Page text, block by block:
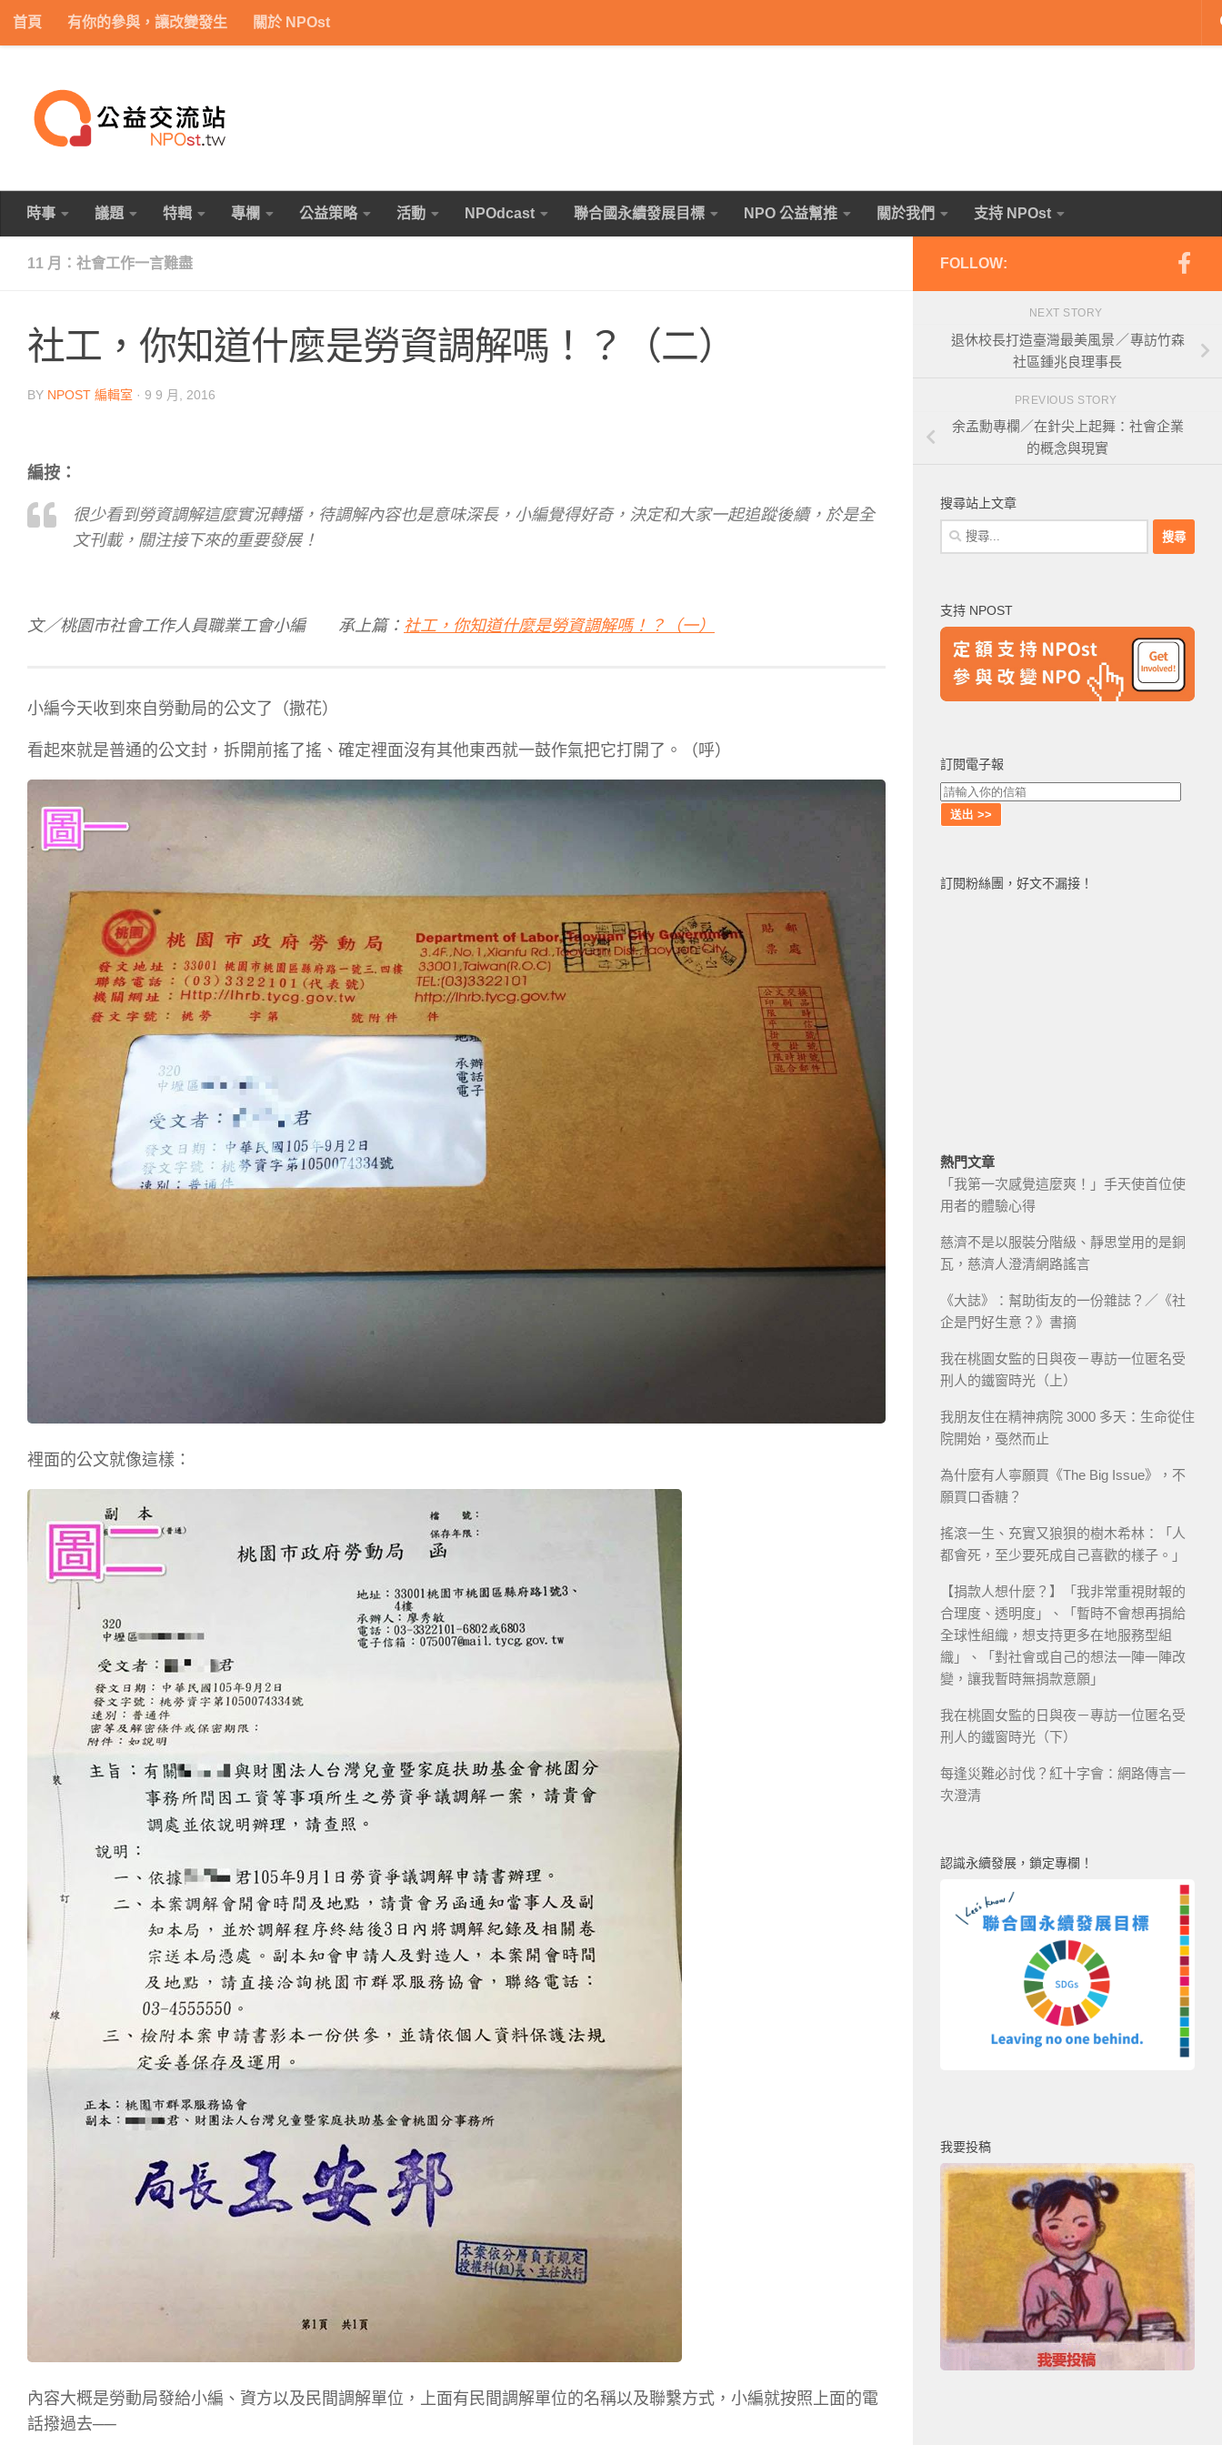
Skip to content
首頁 有你的參與，讓改變發生 關於 NPOst
時事 議題 特輯 專欄 公益策略 活動 NPOdcast 聯合國永續發展目標 NPO 公益幫推 關於我們 支持 NPOst
11 月：社會工作一言難盡
社工，你知道什麼是勞資調解嗎！？（二）
BY NPOST 編輯室 · 9 9 月, 2016
編按：
很少看到勞資調解這麼實況轉播，待調解內容也是意味深長，小編覺得好奇，決定和大家一起追蹤後續，於是全
文刊載，關注接下來的重要發展！
文／桃園市社會工作人員職業工會小編 承上篇： 社工，你知道什麼是勞資調解嗎！？（一）
小編今天收到來自勞動局的公文了（撒花）
看起來就是普通的公文封，拆開前搖了搖、確定裡面沒有其他東西就一鼓作氣把它打開了。（呼）
裡面的公文就像這樣：
內容大概是勞動局發給小編、資方以及民間調解單位，上面有民間調解單位的名稱以及聯繫方式，小編就按照上面的電
話撥過去──
FOLLOW:
NEXT STORY
退休校長打造臺灣最美風景 ／ 專訪竹森
社區鍾兆良理事長
PREVIOUS STORY
余孟勳專欄／在針尖上起舞：社會企業
的概念與現實
搜尋站上文章
搜
尋
字:
支持 NPOST
訂閱電子報
訂閱粉絲團，好文不漏接！
熱門文章
「我第一次感覺這麼爽！」手天使首位使
用者的體驗心得
慈濟不是以服裝分階級、靜思堂用的是銅
瓦，慈濟人澄清網路謠言
《大誌》：幫助街友的一份雜誌？／《社
企是門好生意？》書摘
我在桃園女監的日與夜－專訪一位匿名受
刑人的鐵窗時光（上）
我朋友住在精神病院 3000 多天：生命從住
院開始，戞然而止
為什麼有人寧願買《The Big Issue》，不
願買口香糖？
搖滾一生、充實又狼狽的樹木希林：「人
都會死，至少要死成自己喜歡的樣子。」
【捐款人想什麼？】「我非常重視財報的
合理度、透明度」、「暫時不會想再捐給
全球性組織，想支持更多在地服務型組
織」、「對社會或自己的想法一陣一陣改
變，讓我暫時無捐款意願」
我在桃園女監的日與夜－專訪一位匿名受
刑人的鐵窗時光（下）
每逢災難必討伐？紅十字會：網路傳言一
次澄清
認識永續發展，鎖定專欄！
我要投稿